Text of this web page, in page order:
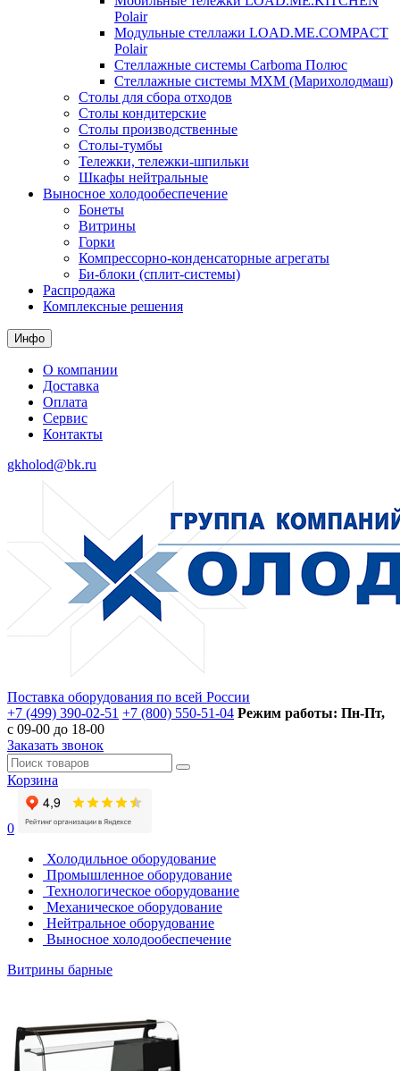
Polair
Модульные стеллажи LOAD.ME.COMPACT
Polair
Стеллажные системы Carboma Полюс
Стеллажные системы МХМ (Марихолодмаш)
Столы для сбора отходов
Столы кондитерские
Столы производственные
Столы-тумбы
Тележки, тележки-шпильки
Шкафы нейтральные
Выносное холодообеспечение
Бонеты
Витрины
Горки
Компрессорно-конденсаторные агрегаты
Би-блоки (сплит-системы)
Распродажа
Комплексные решения
Инфо
О компании
Доставка
Оплата
Сервис
Контакты
gkholod@bk.ru
Поставка оборудования по всей России
+7 (499) 390-02-51 +7 (800) 550-51-04 Режим работы: Пн-Пт,
с 09-00 до 18-00
Заказать звонок
Корзина
0
Холодильное оборудование
Промышленное оборудование
Технологическое оборудование
Механическое оборудование
Нейтральное оборудование
Выносное холодообеспечение
Витрины барные